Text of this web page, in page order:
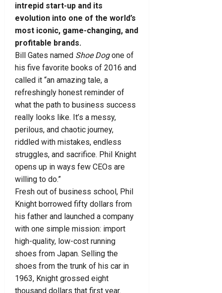
intrepid start-up and its
evolution into one of the world’s
most iconic, game-changing, and
profitable brands.
Bill Gates named Shoe Dogone of
his five favorite books of 2016 and
called it “an amazing tale, a
refreshingly honest reminder of
what the path to business success
really looks like. It’s a messy,
perilous, and chaotic journey,
riddled with mistakes, endless
struggles, and sacrifice. Phil Knight
opens up in ways few CEOs are
willing to do.”
Fresh out of business school, Phil
Knight borrowed fifty dollars from
his father and launched a company
with one simple mission: import
high-quality, low-cost running
shoes from Japan. Selling the
shoes from the trunk of his car in
1963, Knight grossed eight
thousand dollars that first year.